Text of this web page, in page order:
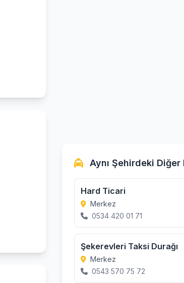
Aynı Şehirdeki Diğer
Hard Ticari
Merkez
0534 420 01 71
Şekerevleri Taksi Durağı
Merkez
0543 570 75 72